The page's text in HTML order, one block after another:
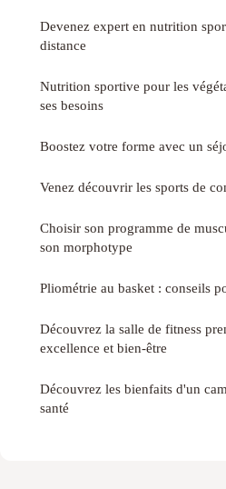
Devenez expert en nutrition
distance
Nutrition sportive pour les
ses besoins
Boostez votre forme avec un
Venez découvrir les sports de
Choisir son programme de
son morphotype
Pliométrie au basket : conseils
Découvrez la salle de fitness
excellence et bien-être
Découvrez les bienfaits d'un
santé